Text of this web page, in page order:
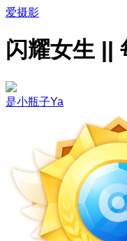
爱摄影
闪耀女生 ||
是小瓶子Ya